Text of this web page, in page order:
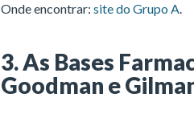
Onde encontrar: site do Grupo A.
3. As Bases
Goodman e